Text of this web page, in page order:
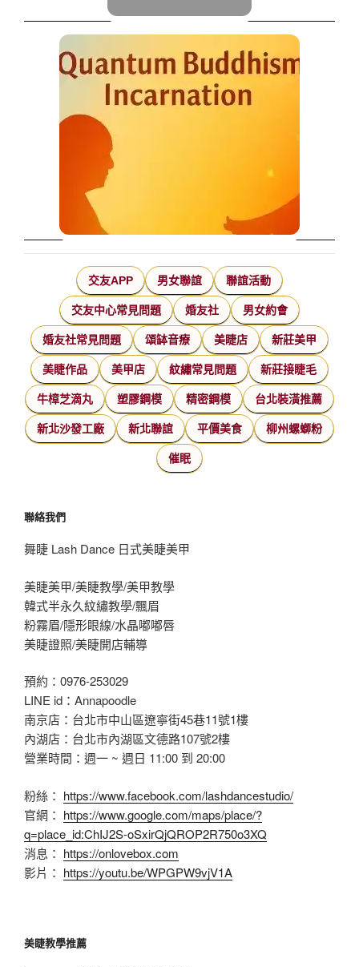
交友APP 男女聯誼 聯誼活動
交友中心常見問題 婚友社 男女約會
婚友社常見問題 頌缽音療 美睫店 新莊美甲
美睫作品 美甲店 紋繡常見問題 新莊接睫毛
牛樟芝滴丸 塑膠鋼模 精密鋼模 台北裝潢推薦
新北沙發工廠 新北聯誼 平價美食 柳州螺螄粉
催眠
聯絡我們
舞睫 Lash Dance 日式美睫美甲
美睫美甲/美睫教學/美甲教學
韓式半永久紋繡教學/飄眉
粉霧眉/隱形眼線/水晶嘟嘟唇
美睫證照/美睫開店輔導
預約：0976-253029
LINE id：Annapoodle
南京店：台北市中山區遼寧街45巷11號1樓
內湖店：台北市內湖區文德路107號2樓
營業時間：週一 ~ 週日 11:00 到 20:00
粉絲： https://www.facebook.com/lashdancestudio/
官網： https://www.google.com/maps/place/?
q=place_id:ChIJ2S-oSxirQjQROP2R750o3XQ
消息： https://onlovebox.com
影片： https://youtu.be/WPGPW9vjV1A
美睫教學推薦